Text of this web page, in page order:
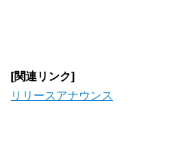
[関連リンク]
リリースアナウンス